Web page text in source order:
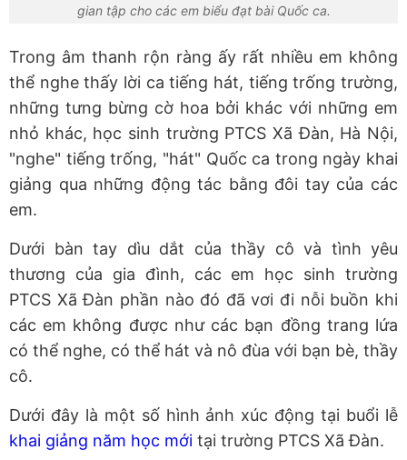
gian tập cho các em biểu đạt bài Quốc ca.
Trong âm thanh rộn ràng ấy rất nhiều em không
thể nghe thấy lời ca tiếng hát, tiếng trống trường,
những tưng bừng cờ hoa bởi khác với những em
nhỏ khác, học sinh trường PTCS Xã Đàn, Hà Nội,
"nghe" tiếng trống, "hát" Quốc ca trong ngày khai
giảng qua những động tác bằng đôi tay của các
em.
Dưới bàn tay dìu dắt của thầy cô và tình yêu
thương của gia đình, các em học sinh trường
PTCS Xã Đàn phần nào đó đã vơi đi nỗi buồn khi
các em không được như các bạn đồng trang lứa
có thể nghe, có thể hát và nô đùa với bạn bè, thầy
cô.
Dưới đây là một số hình ảnh xúc động tại buổi lễ
khai giảng năm học mới tại trường PTCS Xã Đàn.